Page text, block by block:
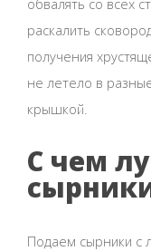
раскалить
получения
не летело в
крышкой.
С чем
Подаем сырники с